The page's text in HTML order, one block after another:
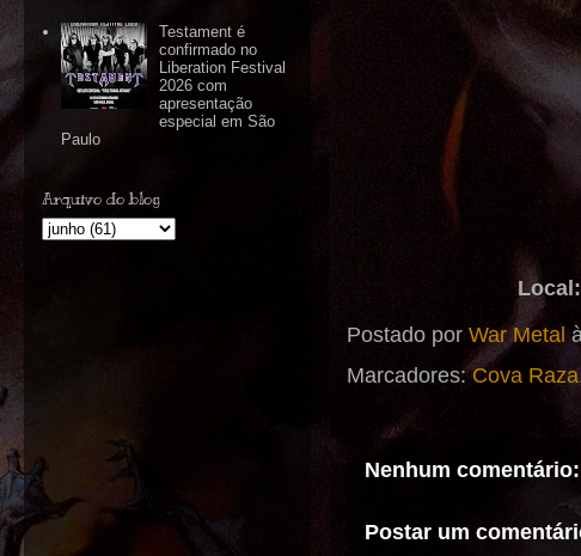
Postado por War Metal
Marcadores:Cova Raza
Nenhum comentário:
Postar um
Testament é
confirmado no
Liberation Festival
2026 com
apresentação
especial em São
Paulo
Arquivo do blog